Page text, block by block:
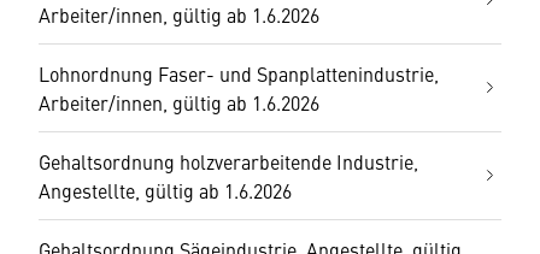
Arbeiter/innen, gültig ab 1.6.2026
Lohnordnung Faser- und Spanplattenindustrie,
Arbeiter/innen, gültig ab 1.6.2026
Gehaltsordnung holzverarbeitende Industrie,
Angestellte, gültig ab 1.6.2026